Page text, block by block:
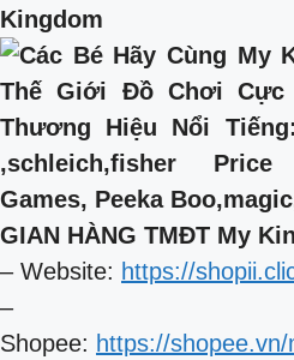
Kingdom
GIAN HÀNG TMĐT My
– Website: https://
–
Shopee: https://